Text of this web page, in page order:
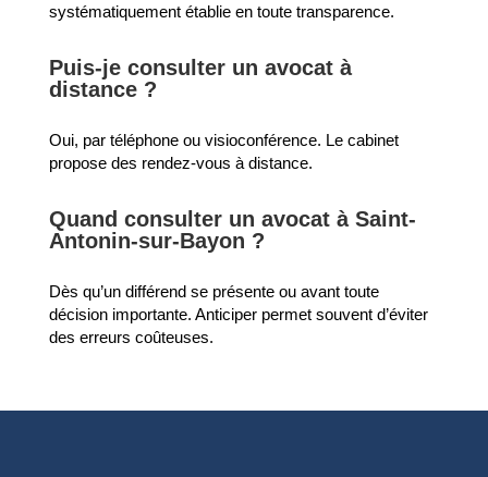
systématiquement établie en toute transparence.
Puis-je consulter un avocat à
distance ?
Oui, par téléphone ou visioconférence. Le cabinet
propose des rendez-vous à distance.
Quand consulter un avocat à Saint-
Antonin-sur-Bayon ?
Dès qu’un différend se présente ou avant toute
décision importante. Anticiper permet souvent d’éviter
des erreurs coûteuses.